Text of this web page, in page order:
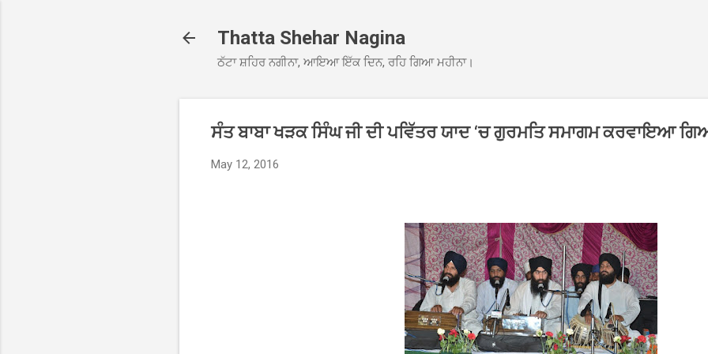
Thatta Shehar Nagina
ਠੱਟਾ ਸ਼ਹਿਰ ਨਗੀਨਾ, ਆਇਆ ਇੱਕ ਦਿਨ, ਰਹਿ ਗਿਆ ਮਹੀਨਾ।
ਸੰਤ ਬਾਬਾ ਖੜਕ ਸਿੰਘ ਜੀ ਦੀ ਪਵਿੱਤਰ ਯਾਦ ‘ਚ ਗੁਰਮਤਿ ਸਮਾਗਮ ਕਰਵਾਇਆ
May 12, 2016